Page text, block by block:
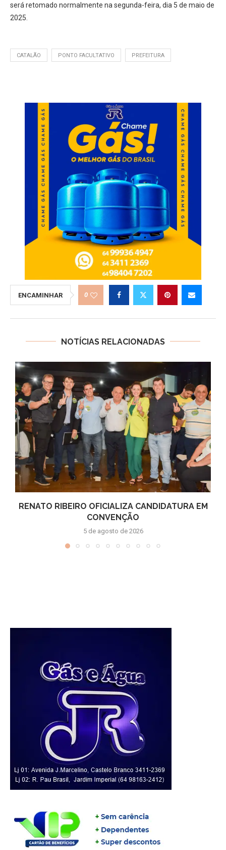
será retomado normalmente na segunda-feira, dia 5 de maio de
2025.
CATALÃO PONTO FACULTATIVO PREFEITURA
ENCAMINHAR 0
NOTÍCIAS RELACIONADAS
RENATO RIBEIRO OFICIALIZA CANDIDATURA EM
CONVENÇÃO
5 de agosto de 2026